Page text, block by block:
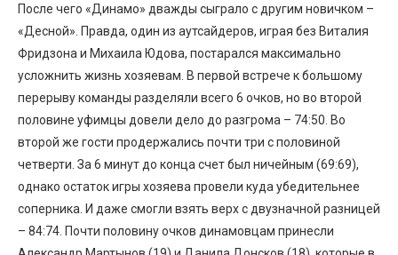
После чего «Динамо» дважды сыграло с другим новичком –
«Десной». Правда, один из аутсайдеров, играя без Виталия
Фридзона и Михаила Юдова, постарался максимально
усложнить жизнь хозяевам. В первой встрече к большому
перерыву команды разделяли всего 6 очков, но во второй
половине уфимцы довели дело до разгрома – 74:50. Во
второй же гости продержались почти три с половиной
четверти. За 6 минут до конца счет был ничейным (69:69),
однако остаток игры хозяева провели куда убедительнее
соперника. И даже смогли взять верх с двузначной разницей
– 84:74. Почти половину очков динамовцам принесли